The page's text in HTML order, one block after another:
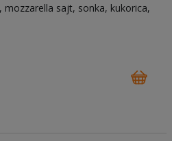
mozzarella sajt sonka kukorica